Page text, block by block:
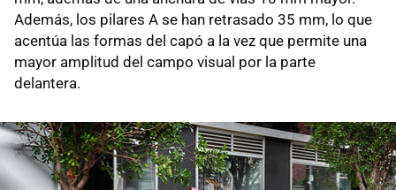
Además, los pilares A se han retrasado 35 mm, lo que
acentúa las formas del capó a la vez que permite una
mayor amplitud del campo visual por la parte
delantera.